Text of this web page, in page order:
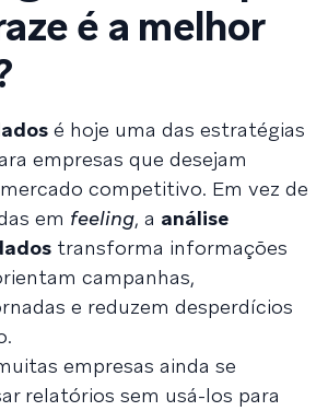
é a melhor
é hoje uma das estratégias
empresas que desejam
competitivo. Em vez de
em feeling, a análise
transforma informações
campanhas,
e reduzem desperdícios
empresas ainda se
relatórios sem usá-los para